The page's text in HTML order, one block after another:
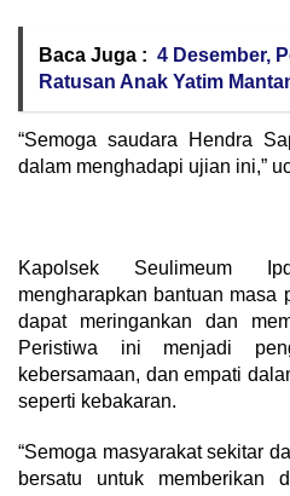
Baca Juga : 4 Desember,
Ratusan Anak Yatim
“Semoga saudara Hendra
dalam menghadapi ujian ini,”
Kapolsek Seulimeum
mengharapkan bantuan masa
dapat meringankan dan
Peristiwa ini menjadi
kebersamaan, dan empati
seperti kebakaran.
“Semoga masyarakat sekitar
bersatu untuk memberikan